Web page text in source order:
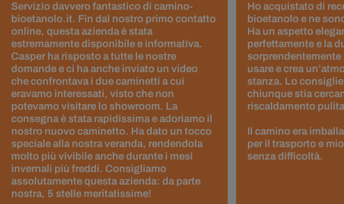
Servizio davvero fantastico di camino-
bioetanolo.it. Fin dal nostro primo contatto
online, questa azienda è stata
estremamente disponibile e informativa.
Casper ha risposto a tutte le nostre
domande e ci ha anche inviato un video
che confrontava i due caminetti a cui
eravamo interessati, visto che non
potevamo visitare lo showroom. La
consegna è stata rapidissima e adoriamo il
nostro nuovo caminetto. Ha dato un tocco
speciale alla nostra veranda, rendendola
molto più vivibile anche durante i mesi
invernali più freddi. Consigliamo
assolutamente questa azienda: da parte
nostra, 5 stelle meritatissime!
Ho acquistato di
bioetanolo e ne
Ha un aspetto
perfettamente e la
sorprendentemente
usare e crea
stanza. Lo
chiunque stia
riscaldamento
Il camino era
per il trasporto e
senza difficoltà.